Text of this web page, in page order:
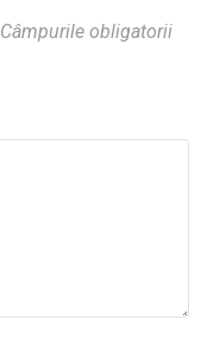
Câmpurile obligatorii